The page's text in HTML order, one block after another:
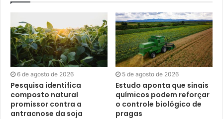
6 de agosto de 2026
Pesquisa identifica
composto natural
promissor contra a
antracnose da soja
5 de agosto de 2026
Estudo aponta que sinais
químicos podem reforçar
o controle biológico de
pragas